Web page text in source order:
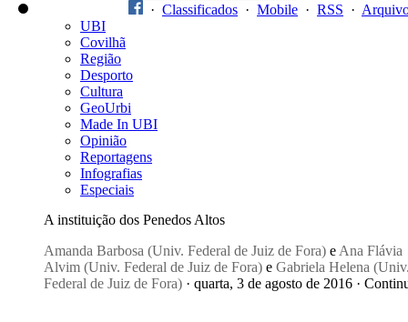
· Classificados · Mobile · RSS ·
UBI
Covilhã
Região
Desporto
Cultura
GeoUrbi
Made In UBI
Opinião
Reportagens
Infografias
Especiais
A instituição dos Penedos Altos
Amanda Barbosa (Univ. Federal de Juiz de Fora) e Ana Flávia
Alvim (Univ. Federal de Juiz de Fora) e Gabriela Helena
Federal de Juiz de Fora) · quarta, 3 de agosto de 2016 ·